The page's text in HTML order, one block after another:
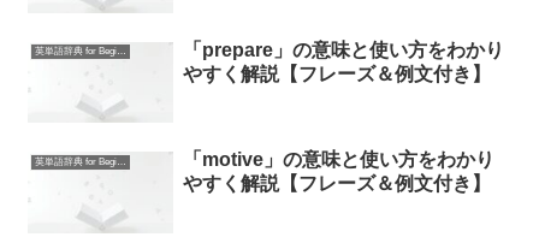
英単語辞典 for Beginners
「prepare」の意味と使い方をわかり
やすく解説【フレーズ＆例文付き】
英単語辞典 for Beginners
「motive」の意味と使い方をわかり
やすく解説【フレーズ＆例文付き】